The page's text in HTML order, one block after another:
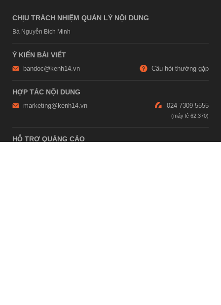
CHỊU TRÁCH NHIỆM QUẢN LÝ NỘI DUNG
Bà Nguyễn Bích Minh
Ý KIẾN BÀI VIẾT
bandoc@kenh14.vn Câu hỏi thường gặp
HỢP TÁC NỘI DUNG
marketing@kenh14.vn 024 7309 5555
HỖ TRỢ QUẢNG CÁO